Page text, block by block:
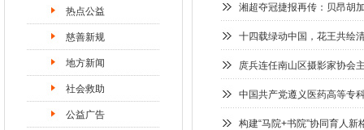
热点公益
慈善新规
地方新闻
社会救助
公益广告
湘超夺冠捷报再传：贝昂胡
十四载绿动中国，花王共绘
庹兵连任南山区摄影家协会
中国共产党遵义医药高等专
构建“马院+书院”协同育人